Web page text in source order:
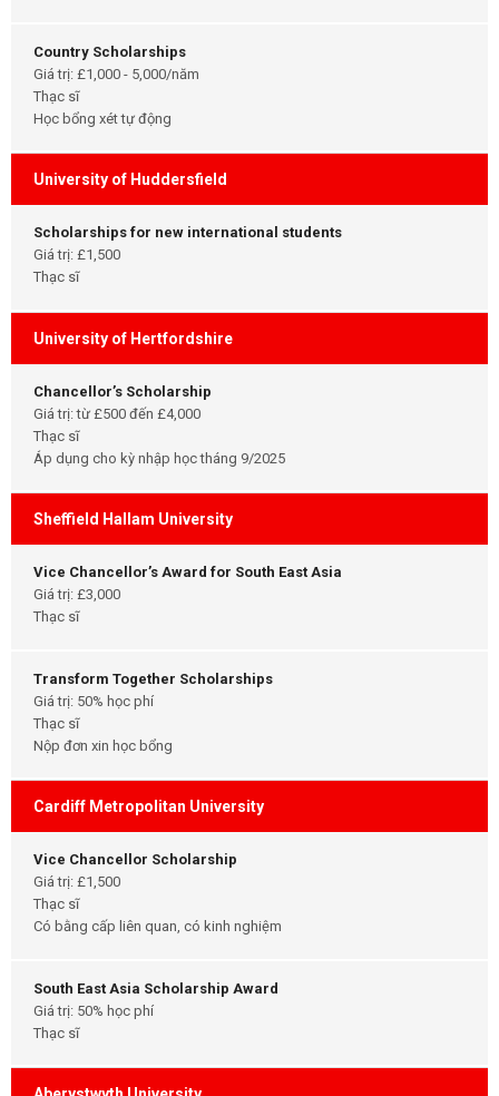
Country Scholarships
Giá trị: £1,000 - 5,000/năm
Thạc sĩ
Học bổng xét tự động
University of Huddersfield
Scholarships for new international students
Giá trị: £1,500
Thạc sĩ
University of Hertfordshire
Chancellor’s Scholarship
Giá trị: từ £500 đến £4,000
Thạc sĩ
Áp dụng cho kỳ nhập học tháng 9/2025
Sheffield Hallam University
Vice Chancellor’s Award for South East Asia
Giá trị: £3,000
Thạc sĩ
Transform Together Scholarships
Giá trị: 50% học phí
Thạc sĩ
Nộp đơn xin học bổng
Cardiff Metropolitan University
Vice Chancellor Scholarship
Giá trị: £1,500
Thạc sĩ
Có bằng cấp liên quan, có kinh nghiệm
South East Asia Scholarship Award
Giá trị: 50% học phí
Thạc sĩ